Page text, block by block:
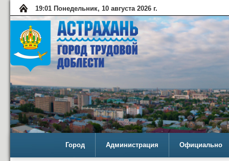
19:01 Понедельник, 10 августа 2026 г.
Город Администрация Официально